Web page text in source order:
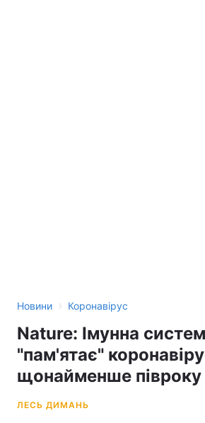
Новини › Коронавірус
Nature: Імунна
"пам'ятає"
щонайменше півроку
ЛЕСЬ ДИМАНЬ